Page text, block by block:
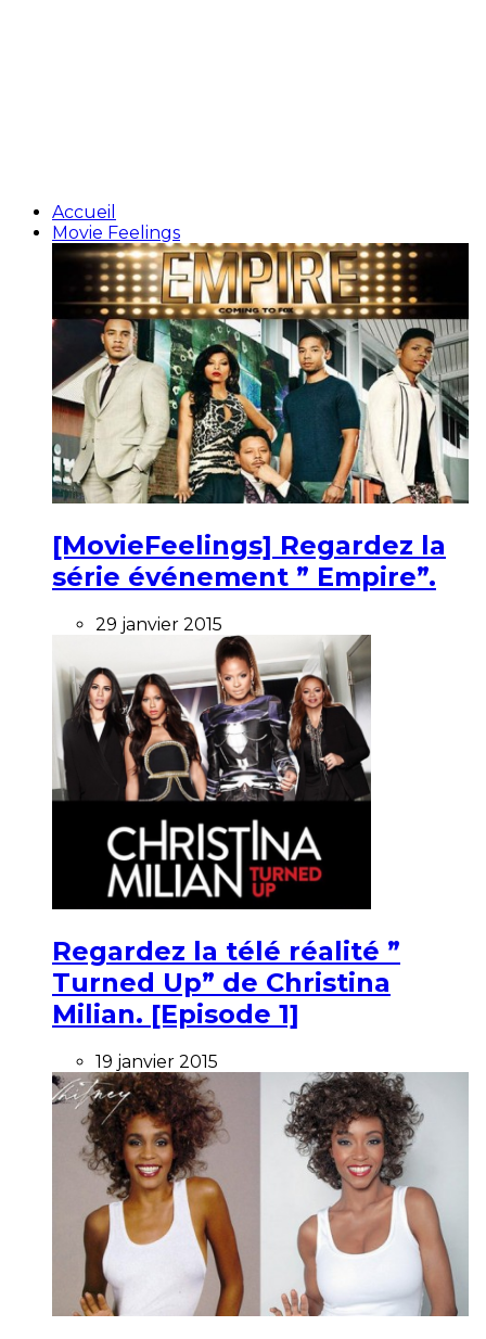
Accueil
Movie Feelings
[MovieFeelings] Regardez la
série événement ” Empire”.
29 janvier 2015
Regardez la télé réalité ”
Turned Up” de Christina
Milian. [Episode 1]
19 janvier 2015